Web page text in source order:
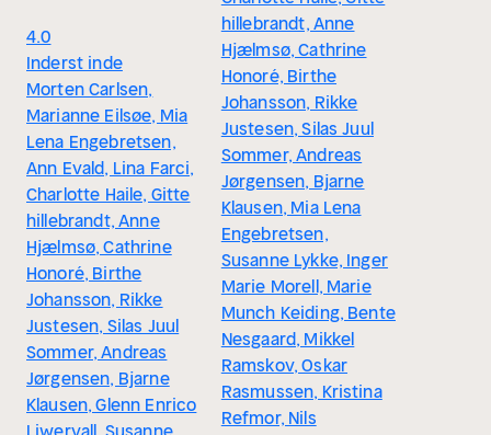
4.0
Inderst inde
Morten Carlsen,
Marianne Eilsøe, Mia
Lena Engebretsen,
Ann Evald, Lina Farci,
Charlotte Haile, Gitte
hillebrandt, Anne
Hjælmsø, Cathrine
Honoré, Birthe
Johansson, Rikke
Justesen, Silas Juul
Sommer, Andreas
Jørgensen, Bjarne
Klausen, Glenn Enrico
hillebrandt, Anne
Hjælmsø, Cathrine
Honoré, Birthe
Johansson, Rikke
Justesen, Silas Juul
Sommer, Andreas
Jørgensen, Bjarne
Klausen, Mia Lena
Engebretsen,
Susanne Lykke, Inger
Marie Morell, Marie
Munch Keiding, Bente
Nesgaard, Mikkel
Ramskov, Oskar
Rasmussen, Kristina
Refmor, Nils